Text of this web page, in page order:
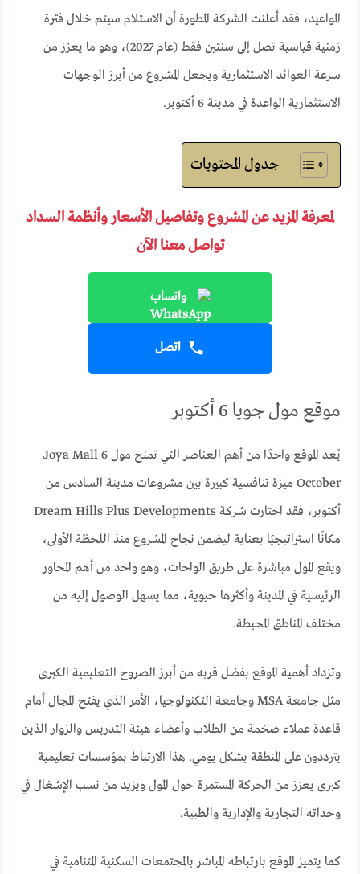
المواعيد، فقد أعلنت الشركة المطورة أن الاستلام سيتم خلال فترة
زمنية قياسية تصل إلى سنتين فقط (عام 2027)، وهو ما يعزز من
سرعة العوائد الاستثمارية ويجعل المشروع من أبرز الوجهات
الاستثمارية الواعدة في مدينة 6 أكتوبر.
جدول المحتويات
لمعرفة المزيد عن المشروع وتفاصيل الأسعار وأنظمة السداد
تواصل معنا الآن
واتساب
اتصل
موقع مول جويا 6 أكتوبر
يُعد الموقع واحدًا من أهم العناصر التي تمنح مول Joya Mall 6
October ميزة تنافسية كبيرة بين مشروعات مدينة السادس من
أكتوبر، فقد اختارت شركة Dream Hills Plus Developments
مكانًا استراتيجيًا بعناية ليضمن نجاح المشروع منذ اللحظة الأولى،
ويقع المول مباشرة على طريق الواحات، وهو واحد من أهم المحاور
الرئيسية في المدينة وأكثرها حيوية، مما يسهل الوصول إليه من
مختلف المناطق المحيطة.
وتزداد أهمية الموقع بفضل قربه من أبرز الصروح التعليمية الكبرى
مثل جامعة MSA وجامعة التكنولوجيا، الأمر الذي يفتح المجال أمام
قاعدة عملاء ضخمة من الطلاب وأعضاء هيئة التدريس والزوار الذين
يترددون على المنطقة بشكل يومي. هذا الارتباط بمؤسسات تعليمية
كبرى يعزز من الحركة المستمرة حول المول ويزيد من نسب الإشغال في
وحداته التجارية والإدارية والطبية.
كما يتميز الموقع بارتباطه المباشر بالمجتمعات السكنية المتنامية في